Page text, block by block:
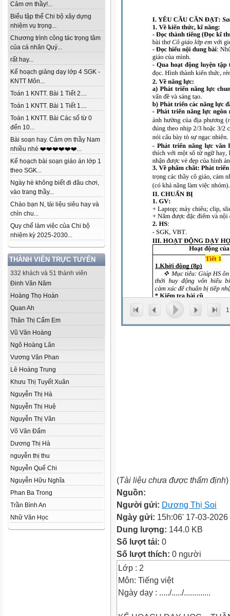
Cảm ơn thầy!...
Biểu tập thể Chi bộ xây dựng
nhiệm vụ trọng...
Chương trình công tác trọng tâm
của cá nhân Quý...
rất hay...
Kế hoạch giảng dạy lớp 4 SGK -
KNTT Môn...
Toán 1 KNTT. Bài 1 Tiết 2....
Toán 1 KNTT. Bài 1 Tiết 1....
Toán 1 KNTT. Bài Các số từ 0
đến 10...
Bài soạn hay. Cảm ơn thầy Nam
nhiều nhé ❤️❤️❤️❤️❤️❤️...
Kế hoạch bài soạn giáo án lớp 1
theo SGK...
Ngày hè không biết đi đâu chơi,
vào trang thầy...
Chào bạn N, tài liệu siêu hay và
chỉn chu...
Quy chế làm việc của Chi bộ
nhiệm kỳ 2025-2030...
THÀNH VIÊN TRỰC TUYẾN
332 khách và 51 thành viên
Đinh Văn Năm
Hoàng Thọ Hoàn
Quan Ah
Thân Thị Cẩm Em
Vũ Văn Hoàng
Ngô Hoàng Lân
Vương Văn Phan
Lê Hoàng Trung
Khưu Thị Tuyết Xuân
Nguyễn Thị Hà
Nguyễn Thị Huệ
Nguyễn Thị Vân
Võ Văn Đẩm
Dương Thị Hà
nguyễn thị thu
Nguyễn Quế Chi
Nguyễn Hữu Nghĩa
Phan Ba Trong
Trần Bình An
Nhữ Văn Học
1
(Tài liệu chưa được thẩm định)
Nguồn:
Người gửi: Dương Thị Soi
Ngày gửi: 15h:06' 17-03-2026
Dung lượng: 144.0 KB
Số lượt tải: 0
Số lượt thích: 0 người
Lớp : 2
Môn: Tiếng việt
Ngày dạy : ...../...../.............